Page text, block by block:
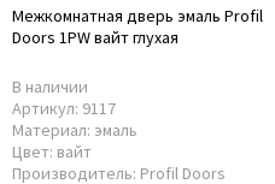
Межкомнатная дверь эмаль Profil
Doors 1PW вайт глухая
В наличии
Артикул: 9117
Материал: эмаль
Цвет: вайт
Производитель: Profil Doors